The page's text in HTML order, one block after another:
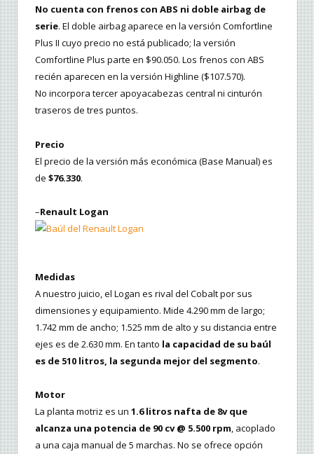
No cuenta con frenos con ABS ni doble airbag de
serie. El doble airbag aparece en la versión Comfortline
Plus II cuyo precio no está publicado; la versión
Comfortline Plus parte en $90.050. Los frenos con ABS
recién aparecen en la versión Highline ($107.570).
No incorpora tercer apoyacabezas central ni cinturón
traseros de tres puntos.
Precio
El precio de la versión más económica (Base Manual) es
de $76.330.
–Renault Logan
Medidas
A nuestro juicio, el Logan es rival del Cobalt por sus
dimensiones y equipamiento. Mide 4.290 mm de largo;
1.742 mm de ancho; 1.525 mm de alto y su distancia entre
ejes es de 2.630 mm. En tanto la capacidad de su baúl
es de 510 litros, la segunda mejor del segmento.
Motor
La planta motriz es un 1.6 litros nafta de 8v que
alcanza una potencia de 90 cv @ 5.500 rpm, acoplado
a una caja manual de 5 marchas. No se ofrece opción